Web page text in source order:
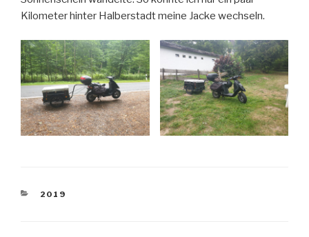
Kilometer hinter Halberstadt meine Jacke wechseln.
KATEGORIEN
2019